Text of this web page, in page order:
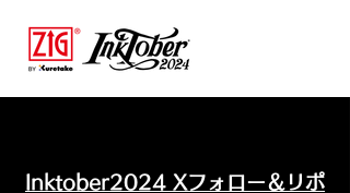
Inktober2024 Xフォロー＆リポ